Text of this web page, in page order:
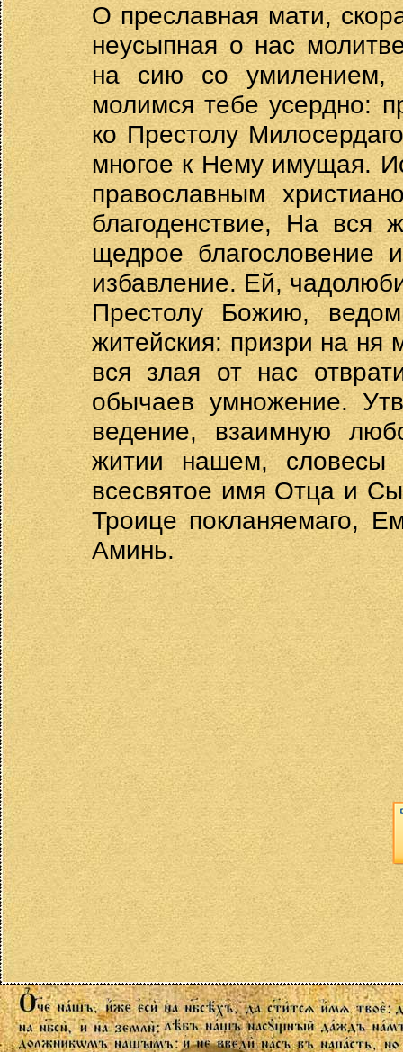
О преславная мати,
неусыпная о нас
на сию со умилением,
молимся тебе усердно:
ко Престолу
многое к Нему имущая.
православным
благоденствие, На вся
щедрое благословение
избавление. Ей,
Престолу Божию,
житейския: призри на
вся злая от нас
обычаев умножение.
ведение, взаимную
житии нашем,
всесвятое имя Отца и
Троице покланяемаго,
Аминь.